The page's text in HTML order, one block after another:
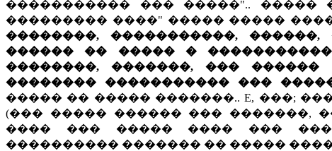
����������� ��� �����"..
��������� ����" ����� �����
��������, �����������,
������ �� ����� �
��������, �������, ���
�������� ����������� ���
����� �� ����� �������.. E, ���;
(��� ����� ������ ��� �������,
���� ��� ����� ���� ���
���������� ������� �� �����